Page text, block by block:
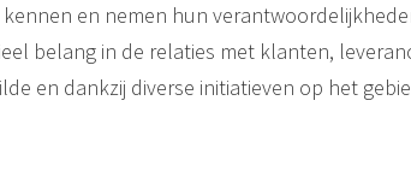
en nemen hun
belang in de relaties met klanten,
en dankzij diverse initiatieven op het